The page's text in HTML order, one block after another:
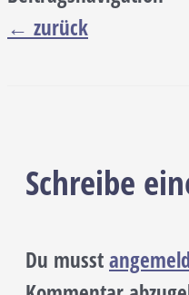
← zurück
Schreibe
Du musst